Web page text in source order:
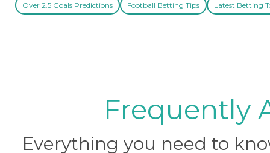
Over 2.5 Goals Predictions Football Betting Tips Latest Betting
Frequently
Everything you need to